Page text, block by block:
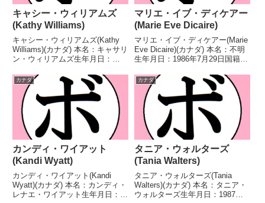
キャシー・ウィリアムズ
(Kathy Williams)
キャシー・ウィリアムズ(Kathy
Williams)(カナダ) 本名：キャサリ
ン・ウィリアムズ生年月日：
績：18戦13勝(4KO)5敗 【獲得タ
イトル】初代WIBA世界女子スー
パーフライ級王座 【戦歴】19...
マリエ・イブ・ディケアー
(Marie Eve Dicaire)
マリエ・イブ・ディケアー(Marie
Eve Dicaire)(カナダ) 本名：不明
生年月日：1986年7月29日国籍：
敗 【獲得タイトル】NABF北米女
子スーパーウェルター級王座第4
代IBF世界女子スー...
カナダ
カンディ・ワイアット
(Kandi Wyatt)
カンディ・ワイアット(Kandi
Wyatt)(カナダ) 本名：カンディ・
レナエ・ワイアット生年月日：
カナダ
タニア・ウォルターズ
(Tania Walters)
タニア・ウォルターズ(Tania
Walters)(カナダ) 本名：タニア・
ウォルターズ生年月日：1987年8